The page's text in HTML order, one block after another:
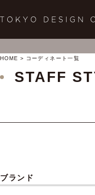
HOME コーディネート一覧
STAFF
ブランド